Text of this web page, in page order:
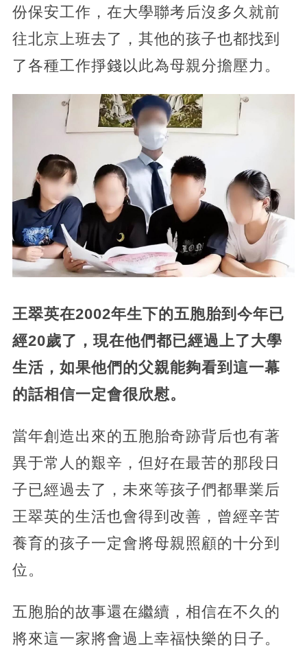
份保安工作，在大學聯考后沒多久就前
往北京上班去了，其他的孩子也都找到
了各種工作掙錢以此為母親分擔壓力。
王翠英在2002年生下的五胞胎到今年已
經20歲了，現在他們都已經過上了大學
生活，如果他們的父親能夠看到這一幕
的話相信一定會很欣慰。
當年創造出來的五胞胎奇跡背后也有著
異于常人的艱辛，但好在最苦的那段日
子已經過去了，未來等孩子們都畢業后
王翠英的生活也會得到改善，曾經辛苦
養育的孩子一定會將母親照顧的十分到
位。
五胞胎的故事還在繼續，相信在不久的
將來這一家將會過上幸福快樂的日子。